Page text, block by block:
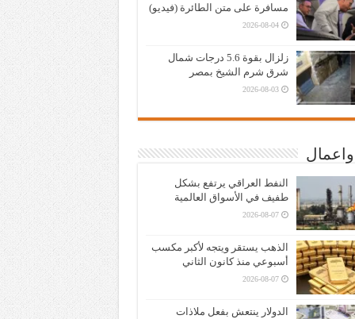
مسافرة على متن الطائرة (فيديو)
2026-08-04
زلزال بقوة 5.6 درجات شمال
شرق شرم الشيخ بمصر
2026-08-03
النفط العراقي يرتفع بشكل
طفيف في الأسواق العالمية
2026-08-07
الذهب يستقر ويتجه لأكبر مكسب
أسبوعي منذ كانون الثاني
2026-08-07
الدولار ينتعش بفعل ملاذات